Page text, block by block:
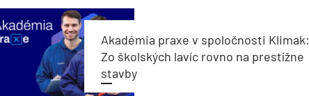
Akadémia praxe v spoločnosti Klimak:
Zo školských lavíc rovno na prestížne
stavby